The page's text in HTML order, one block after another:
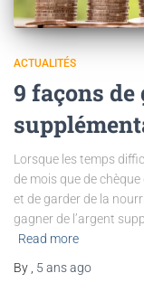
ACTUALITÉS
9 façons de
Lorsque les temps
de mois que de
et de garder de la
gagner de l’argent
Read more
By
5 ansago